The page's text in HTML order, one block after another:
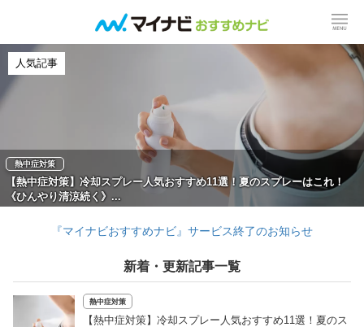
熱中症対策
【熱中症対策】冷却スプレー人気おすすめ11選！夏のスプレーはこれ！
《ひんやり清涼続く》...
人気記事
『マイナビおすすめナビ』サービス終了のお知らせ
新着・更新記事一覧
熱中症対策
【熱中症対策】冷却スプレー人気おすすめ11選！夏のス